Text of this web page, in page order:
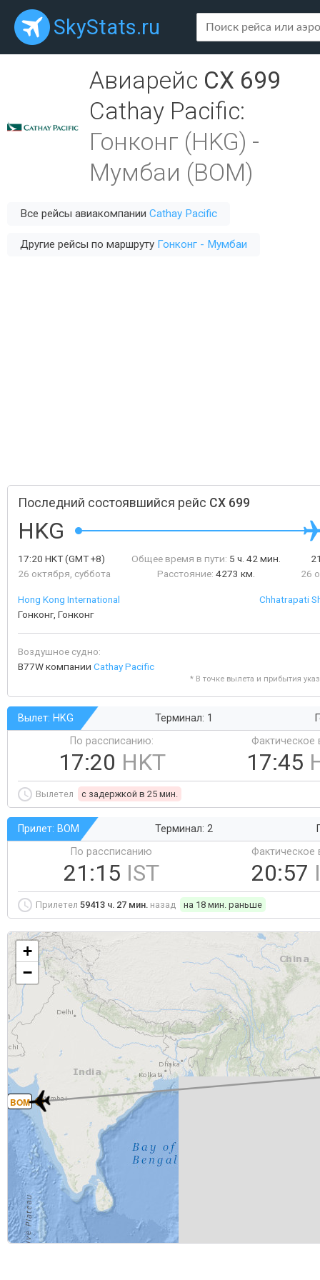
SkyStats.ru
Авиарейс CX 699
Cathay Pacific:
Гонконг (HKG) -
Мумбаи (BOM)
Все рейсы авиакомпании Cathay Pacific
Другие рейсы по маршруту Гонконг - Мумбаи
Последний состоявшийся рейс CX 699
HKG
17:20 HKT(GMT +8)
26 октября, суббота
Общее время в пути: 5 ч. 42 мин.
Расстояние: 4273 км.
26
Hong Kong International
Гонконг, Гонконг
Chhatrapati
Воздушное судно:
B77W компании Cathay Pacific
* В точке вылета и прибытия
Вылет: HKG Терминал: 1
По рассписанию:
17:20 HKT
Фактическое
17:45
Вылетел c задержкой в 25 мин.
Прилет: BOM Терминал: 2
По рассписанию
21:15 IST
Фактическое
20:57
Прилетел 59413 ч. 27 мин. назад на 18 мин. раньше
BOM
+
−